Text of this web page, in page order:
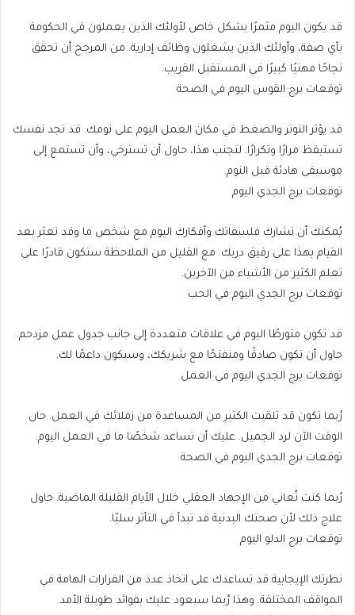
قد يكون اليوم مثمرًا بشكل خاص لأولئك الذين يعملون في الحكومة
بأي صفة، وأولئك الذين يشغلون وظائف إدارية. من المرجح أن تحقق
نجاحًا مهنيًا كبيرًا في المستقبل القريب.
توقعات برج القوس اليوم في الصحة
قد يؤثر التوتر والضغط في مكان العمل اليوم على نومك. قد تجد نفسك
تستيقظ مرارًا وتكرارًا. لتجنب هذا، حاول أن تسترخي، وأن تستمع إلى
موسيقى هادئة قبل النوم.
توقعات برج الجدي اليوم
يُمكنك أن تشارك فلسفاتك وأفكارك اليوم مع شخص ما وقد تعثر بعد
القيام بهذا على رفيق دربك. مع القليل من الملاحظة ستكون قادرًا على
تعلم الكثير من الأشياء من الآخرين.
توقعات برج الجدي اليوم في الحب
قد تكون متورطًا اليوم في علاقات متعددة إلى جانب جدول عمل مزدحم.
حاول أن تكون صادقًا ومنفتحًا مع شريكك، وسيكون داعمًا لك.
توقعات برج الجدي اليوم في العمل
رُبما تكون قد تلقيت الكثير من المساعدة من زملائك في العمل. حان
الوقت الآن لرد الجميل. عليك أن تساعد شخصًا ما في العمل اليوم.
توقعات برج الجدي اليوم في الصحة
رُبما كنت تُعاني من الإجهاد العقلي خلال الأيام القليلة الماضية. حاول
علاج ذلك لأن صحتك البدنية قد تبدأ في التأثر سلبًا.
توقعات برج الدلو اليوم
نظرتك الإيجابية قد تساعدك على اتخاذ عدد من القرارات الهامة في
المواقف المختلفة. وهذا رُبما سيعود عليك بفوائد طويلة الأمد.